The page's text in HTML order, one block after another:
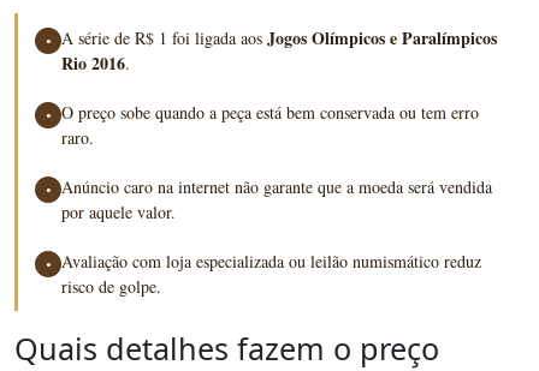
● A série de R$ 1 foi ligada aos Jogos Olímpicos e Paralímpicos
Rio 2016.
●
O preço sobe quando a peça está bem conservada ou tem erro
raro.
●
Anúncio caro na internet não garante que a moeda será vendida
por aquele valor.
●
Avaliação com loja especializada ou leilão numismático reduz
risco de golpe.
Quais detalhes fazem o preço